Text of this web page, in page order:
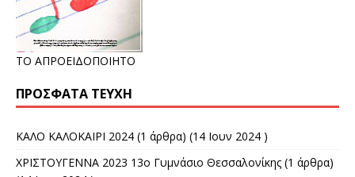
ΤΟ ΑΠΡΟΕΙΔΟΠΟΙΗΤΟ
ΠΡΌΣΦΑΤΑ ΤΕΎΧΗ
ΚΑΛΟ ΚΑΛΟΚΑΙΡΙ 2024 (1 άρθρα) (14 Ιουν 2024 )
ΧΡΙΣΤΟΥΓΕΝΝΑ 2023 13ο Γυμνάσιο Θεσσαλονίκης (1 άρθρα)